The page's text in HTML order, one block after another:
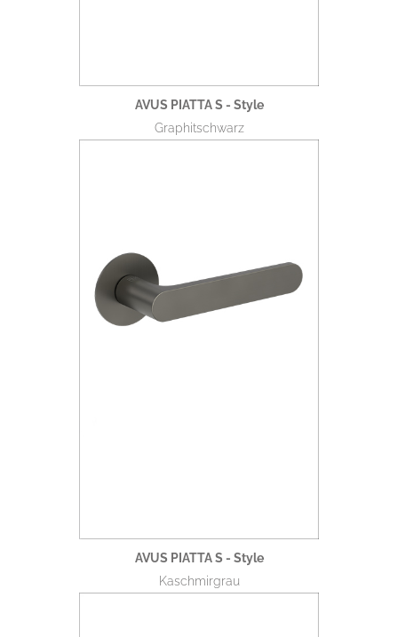
AVUS PIATTA S - Style
Graphitschwarz
AVUS PIATTA S - Style
Kaschmirgrau